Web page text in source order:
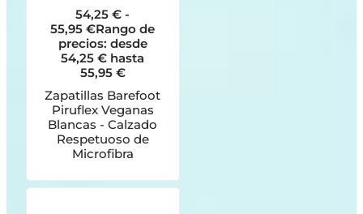
54,25€ -
55,95€Rango de
precios: desde
54,25 € hasta
55,95 €
Zapatillas Barefoot
Piruflex Veganas
Blancas - Calzado
Respetuoso de
Microfibra